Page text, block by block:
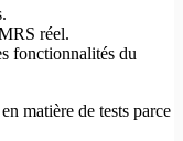
réel.
fonctionnalités du
matière de tests parce